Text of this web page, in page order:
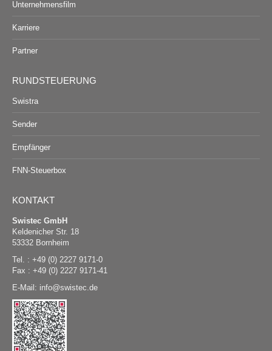
Unternehmensfilm
Karriere
Partner
RUNDSTEUERUNG
Swistra
Sender
Empfänger
FNN-Steuerbox
KONTAKT
Swistec GmbH
Keldenicher Str. 18
53332 Bornheim
Tel. : +49 (0) 2227 9171-0
Fax : +49 (0) 2227 9171-41
E-Mail:
@swistec.de